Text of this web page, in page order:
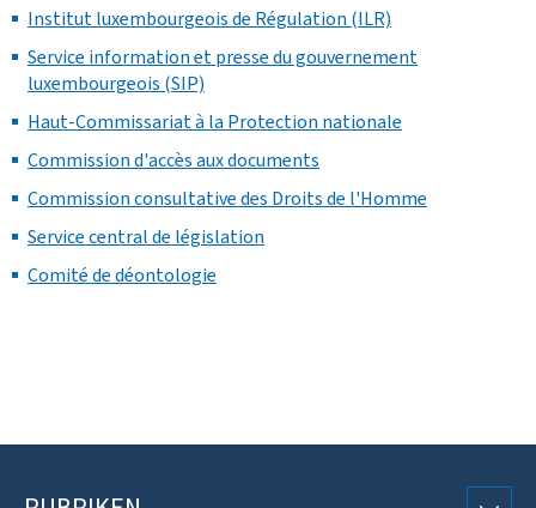
Institut luxembourgeois de Régulation (ILR)
Service information et presse du gouvernement
luxembourgeois (SIP)
Haut-Commissariat à la Protection nationale
Commission d'accès aux documents
Commission consultative des Droits de l'Homme
Service central de législation
Comité de déontologie